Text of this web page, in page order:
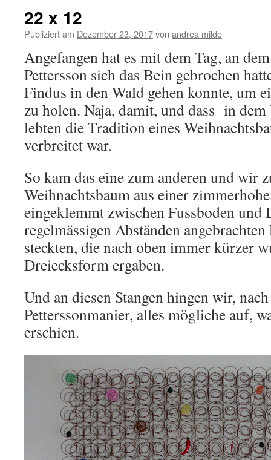
22 x 12
Publiziert am Dezember 23, 2017von andrea milde
Angefangen hat es mit dem Tag, an
Pettersson sich das Bein gebrochen
Findus in den Wald gehen konnte, um
zu holen. Naja, damit, und dass in
lebten die Tradition eines
verbreitet war.
So kam das eine zum anderen und wir
Weihnachtsbaum aus einer
eingeklemmt zwischen Fussboden und
regelmässigen Abständen
steckten, die nach oben immer kürzer
Dreiecksform ergaben.
Und an diesen Stangen hingen wir,
Petterssonmanier, alles mögliche auf,
erschien.